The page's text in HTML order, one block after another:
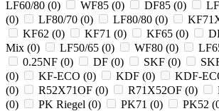
LF60/80 (0) WF85 (0) DF85 (0)
(0) LF80/70 (0) LF80/80 (0)
KF62 (0) KF71 (0) KF65 (0)
Mix (0) LF50/65 (0) WF80 (0)
0.25NF (0) DF (0) SKF (0)
(0) KF-ECO (0) KDF (0) KDF-
(0) R52X71OF (0) R71X52OF (0)
(0) PK Riegel (0) PK71 (0) PK52 (